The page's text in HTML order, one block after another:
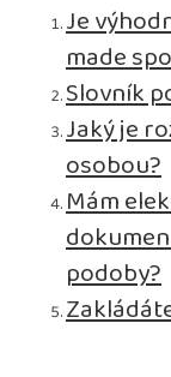
Je
made
Slovník
Jaký je
osobou?
Mám
podoby?